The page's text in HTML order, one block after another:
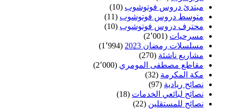
مبتدئ دروس فوتوشوب (10)
متوسط دروس فوتوشوب (11)
محترف دروس فوتوشوب (10)
مسرحيات (2٬001)
مسلسلات رمضان 2023
(1٬994)
مشاريع ناشئة (270)
مقاطع مصطفى المومري (2٬000)
مكة المكرمة (32)
نصائح ريادية (97)
نصائح لبائعي الخدمات (18)
نصائح للمستقلين (22)